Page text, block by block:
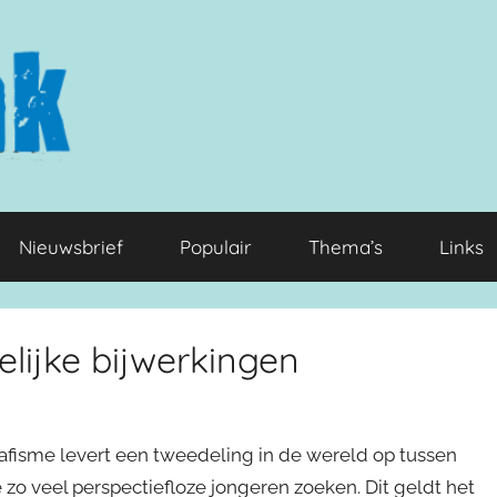
Nieuwsbrief Populair Thema’s Links
bijwerkingen
levert een tweedeling in de wereld op tussen
veel perspectiefloze jongeren zoeken. Dit geldt het